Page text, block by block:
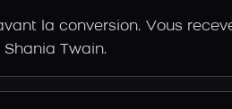
la conversion. Vous
Twain.